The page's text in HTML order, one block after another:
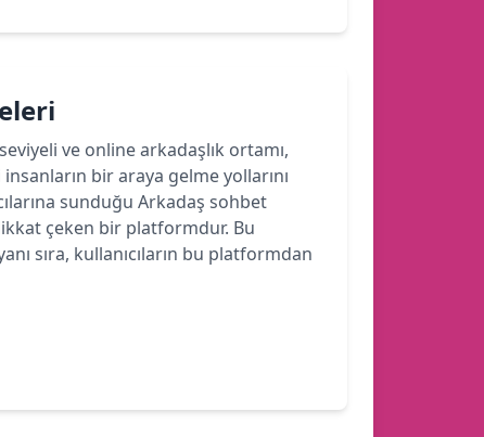
ve online arkadaşlık ortamı,
bir araya gelme yollarını
sunduğu Arkadaş sohbet
çeken bir platformdur. Bu
sıra, kullanıcıların bu platformdan